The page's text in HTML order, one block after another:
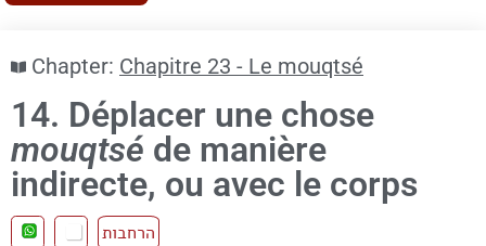
Chapter: Chapitre 23 - Le mouqtsé
14. Déplacer une chose
mouqtsé de manière
indirecte, ou avec le corps
הרחבות